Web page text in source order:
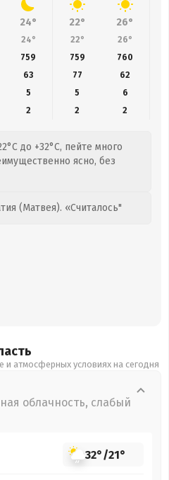
24° 22° 26°
24° 22° 26°
759 759 760
63 77 62
5 5
6
2 2 2
до +32°C, пейте много
ясно, без
(Матвея). «Считалось"
атмосферных условиях на сегодня
облачность, слабый
32°/21°